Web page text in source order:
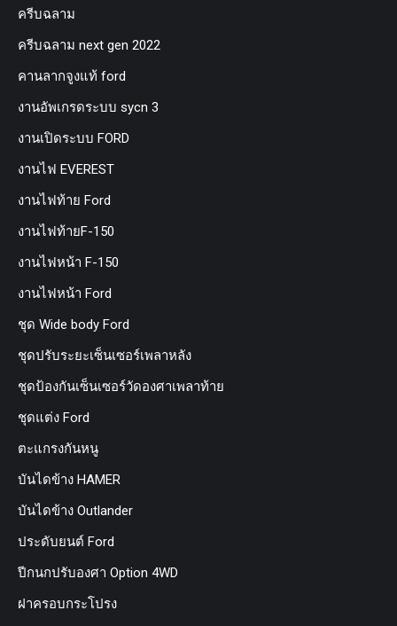
ครีบฉลาม
ครีบฉลาม next gen 2022
คานลากจูงแท้ ford
งานอัพเกรดระบบ sycn 3
งานเปิดระบบ FORD
งานไฟ EVEREST
งานไฟท้าย Ford
งานไฟท้ายF-150
งานไฟหน้า F-150
งานไฟหน้า Ford
ชุด Wide body Ford
ชุดปรับระยะเซ็นเซอร์เพลาหลัง
ชุดป้องกันเซ็นเซอร์วัดองศาเพลาท้าย
ชุดแต่ง Ford
ตะแกรงกันหนู
บันไดข้าง HAMER
บันไดข้าง Outlander
ประดับยนต์ Ford
ปีกนกปรับองศา Option 4WD
ฝาครอบกระโปรง